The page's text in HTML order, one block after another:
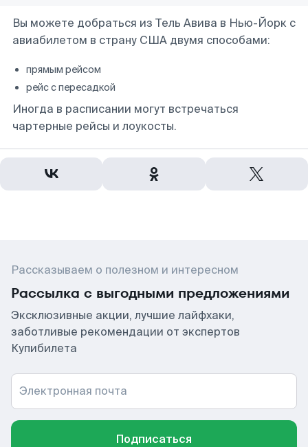
Вы можете добраться из Тель Авива в Нью-Йорк с
авиабилетом в страну США двумя способами:
прямым рейсом
рейс с пересадкой
Иногда в расписании могут встречаться
чартерные рейсы и лоукосты.
Рассказываем о полезном и интересном
Рассылка с выгодными предложениями
Эксклюзивные акции, лучшие лайфхаки,
заботливые рекомендации от экспертов
Купибилета
Электронная почта
Подписаться